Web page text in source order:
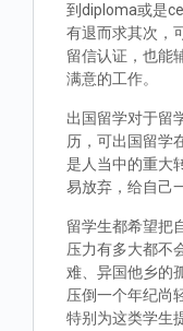
到diploma或是
有退而求其次，
留信认证，也能
满意的工作。
出国留学对于留
历，可出国留学
是人当中的重大
易放弃，给自己
留学生都希望把
压力有多大都不
难、异国他乡的
压倒一个年纪尚
特别为这类学生